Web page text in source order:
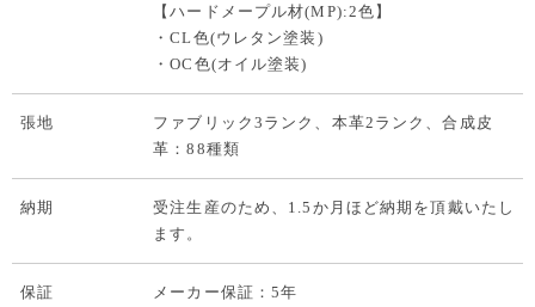
【ハードメープル材(MP):2色】
・CL色(ウレタン塗装)
・OC色(オイル塗装)
張地
ファブリック3ランク、本革2ランク、合成皮
革：88種類
納期
受注生産のため、1.5か月ほど納期を頂戴いたし
ます。
保証 メーカー保証：5年